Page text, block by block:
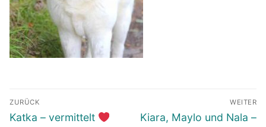
Beitragsnavigation
ZURÜCK
Vorheriger
Katka – vermittelt
WEITER
Nächster
Kiara, Maylo und Nala –